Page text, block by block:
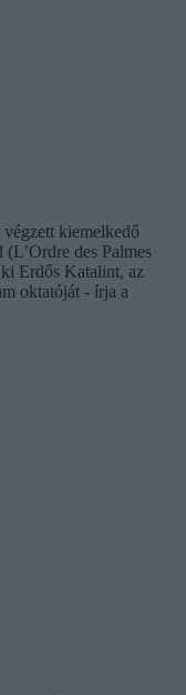
kiemelkedő
des Palmes
Erdős Katalint, az
oktatóját - írja a